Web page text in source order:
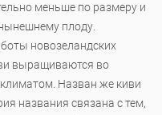
меньше по размеру и
плоду.
новозеландских
выращиваются во
Назван же киви
названия связана с тем,